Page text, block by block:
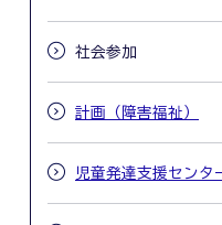
社会参加
計画（障害福祉）
児童発達支援センタ